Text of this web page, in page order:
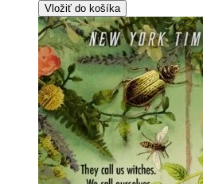
Vložiť do košíka